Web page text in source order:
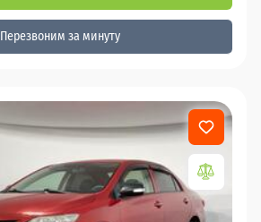
Перезвоним за минуту